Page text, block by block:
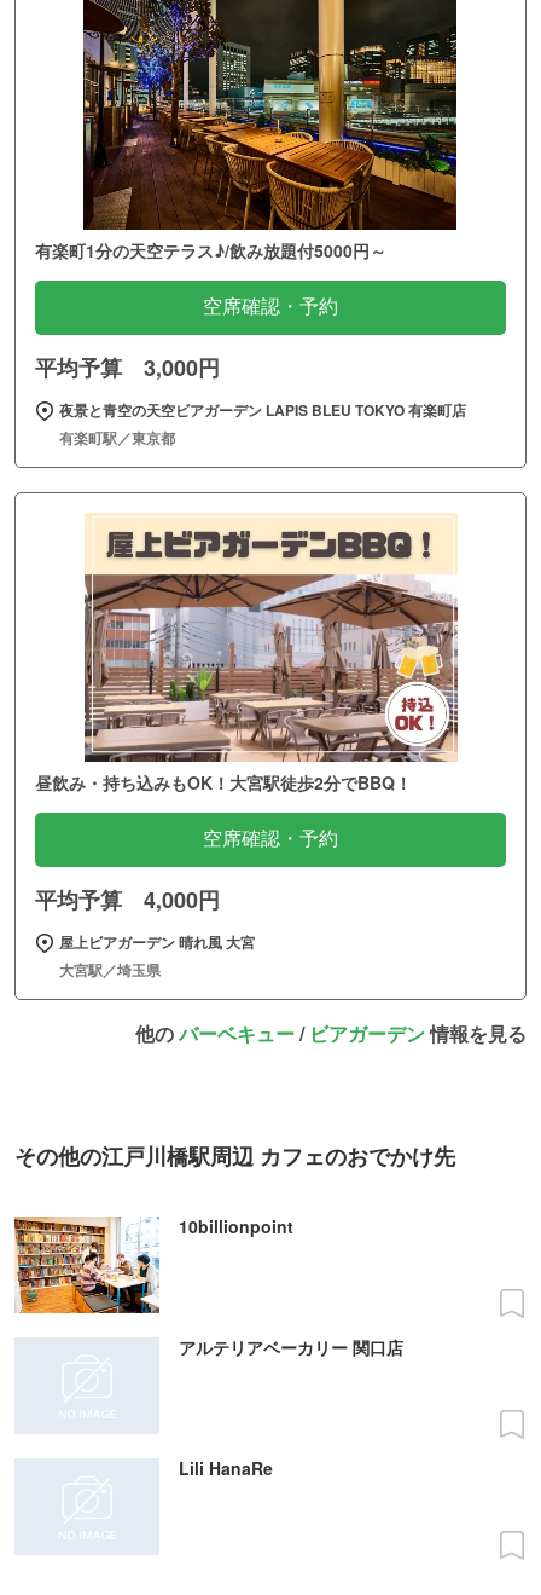
有楽町1分の天空テラス♪/飲み放題付5000円～
空席確認・予約
平均予算 3,000円
夜景と青空の天空ビアガーデン LAPIS BLEU TOKYO 有楽町店
有楽町駅／東京都
昼飲み・持ち込みもOK！大宮駅徒歩2分でBBQ！
空席確認・予約
平均予算 4,000円
屋上ビアガーデン 晴れ風 大宮
大宮駅／埼玉県
他のバーベキュー/ ビアガーデン情報を見る
その他の江戸川橋駅周辺 カフェのおでかけ先
10billionpoint
アルテリアベーカリー 関口店
Lili HanaRe